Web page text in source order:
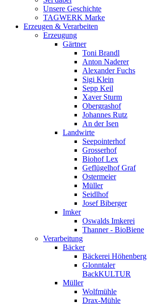
Unsere Geschichte
TAGWERK Marke
Erzeugen & Verarbeiten
Erzeugung
Gärtner
Toni Brandl
Anton Naderer
Alexander Fuchs
Sigi Klein
Sepp Keil
Xaver Sturm
Obergrashof
Johannes Rutz
An der Isen
Landwirte
Seepointerhof
Grosserhof
Biohof Lex
Geflügelhof Graf
Ostermeier
Müller
Seidlhof
Josef Biberger
Imker
Oswalds Imkerei
Thanner - BioBiene
Verarbeitung
Bäcker
Bäckerei Höhenberg
Glonntaler
BackKULTUR
Müller
Wolfmühle
Drax-Mühle